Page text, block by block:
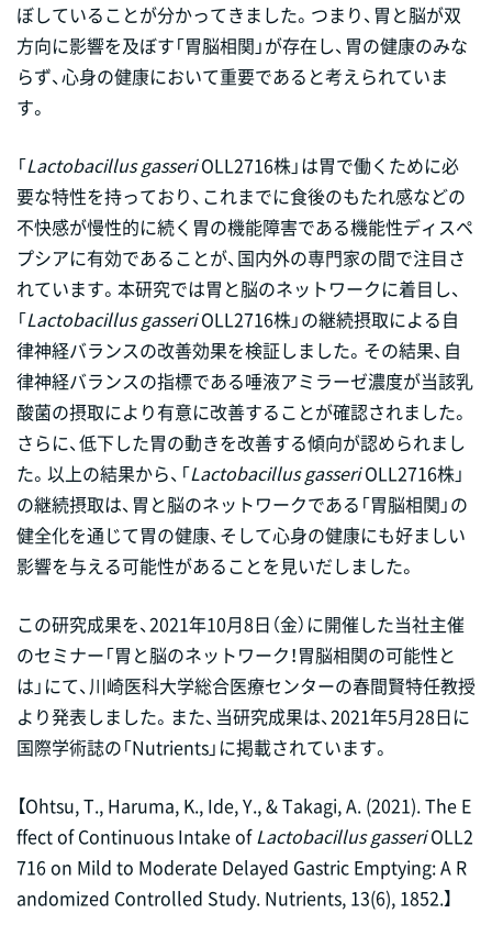
ぼしていることが分かってきました。つまり、胃と脳が双
方向に影響を及ぼす「胃脳相関」が存在し、胃の健康のみな
らず、心身の健康において重要であると考えられていま
す。
「Lactobacillus gasseriOLL2716株」は胃で働くために必
要な特性を持っており、これまでに食後のもたれ感などの
不快感が慢性的に続く胃の機能障害である機能性ディスペ
プシアに有効であることが、国内外の専門家の間で注目さ
れています。本研究では胃と脳のネットワークに着目し、
「Lactobacillus gasseriOLL2716株」の継続摂取による自
律神経バランスの改善効果を検証しました。その結果、自
律神経バランスの指標である唾液アミラーゼ濃度が当該乳
酸菌の摂取により有意に改善することが確認されました。
さらに、低下した胃の動きを改善する傾向が認められまし
た。以上の結果から、「Lactobacillus gasseriOLL2716株」
の継続摂取は、胃と脳のネットワークである「胃脳相関」の
健全化を通じて胃の健康、そして心身の健康にも好ましい
影響を与える可能性があることを見いだしました。
この研究成果を、2021年10月8日（金）に開催した当社主催
のセミナー「胃と脳のネットワーク！胃脳相関の可能性と
は」にて、川崎医科大学総合医療センターの春間賢特任教授
より発表しました。また、当研究成果は、2021年5月28日に
国際学術誌の「Nutrients」に掲載されています。
【Ohtsu, T., Haruma, K., Ide, Y., & Takagi, A. (2021). The E
ffect of Continuous Intake ofLactobacillus gasseriOLL2
716 on Mild to Moderate Delayed Gastric Emptying: A R
andomized Controlled Study. Nutrients, 13(6), 1852.】